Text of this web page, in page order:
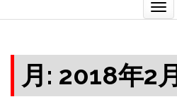
ナ
ビ
ゲ
ー
月: 2018年2月